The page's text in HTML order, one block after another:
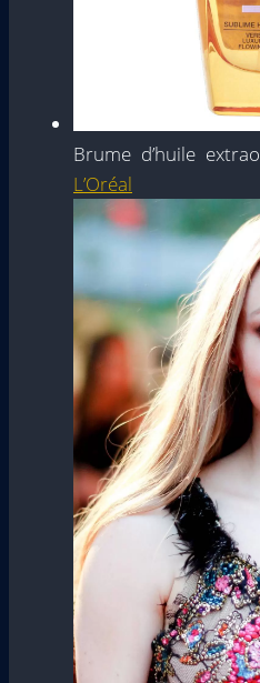
Brume d’huile
L’Oréal